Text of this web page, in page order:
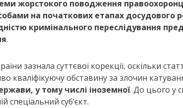
жорстокого поводження
на початкових етапах досудового
кримінального переслідування
.
зазнала суттєвої корекції, оскільки
кваліфікуючу обставину за злочин
у тому числі іноземної. До цього у
спеціальний суб’єкт.